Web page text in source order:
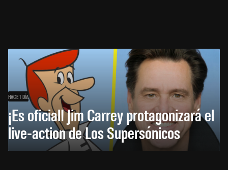
HACE 1 DÍA
¡Es oficial! Jim Carrey protagonizará el
live-action de Los Supersónicos